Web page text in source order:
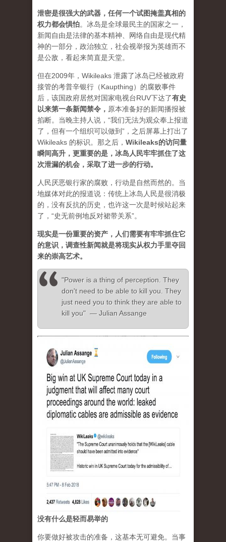
泄密是很强大的武器，任何一个试图掩盖真相的
权力都会惧怕。 冰岛是全球最民主的国家之一，
新闻自由是法律的基本精神、网络自由是现代精
神的一部分，政治独立，社会视举报为英雄而不
是公敌，看起来简直是天堂。
但在2009年，Wikileaks 泄露了冰岛已经被政府
接管的考普辛银行（Kaupthing）的腐败事件
后，该国政府居然对国家电视台RUV下达了有史
以来第一条新闻禁令 ， 原本准备好的新闻播报被
掐断。当晚主持人说，“我们无法为观众奉上报道
了，但有一个组织可以做到”，之后屏幕上打出了
Wikileaks 的标识。那之后， Wikileaks的访问量
瞬间高升，更重要的是，冰岛人民牢牢抓住了这
次泄漏的机会，采取了进一步的行动。
人民厌恶银行家的腐败，行动是自然而然的。当
地媒体对此的报道说：传统上冰岛人民是很消极
的，没有反抗的历史，也许这一次是时候站起来
了，“史无前例地反对裙带关系”。
现实是一份重要的资产，人们需要有牢牢抓住它
的意识，调查性新闻就是将现实从权力手里夺回
来的崇高艺术。
"Power is a thing of perception. They
don't need to be able to kill you. They
just need you to think they are able to
kill you" — Julian Assange
没有什么是轻而易举的
你要做好被攻击的准备，这基本无可避免。当事